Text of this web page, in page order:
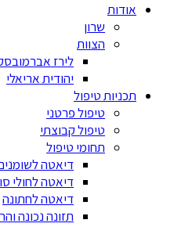
אודות
שרון
הצוות
לירז
יהודית אריאלי
תכניות טיפול
טיפול פרטני
טיפול קבוצתי
תחומי טיפול
דיאטה
דיאטה לחולי
דיאטה לחתונה
תזונה נכונה